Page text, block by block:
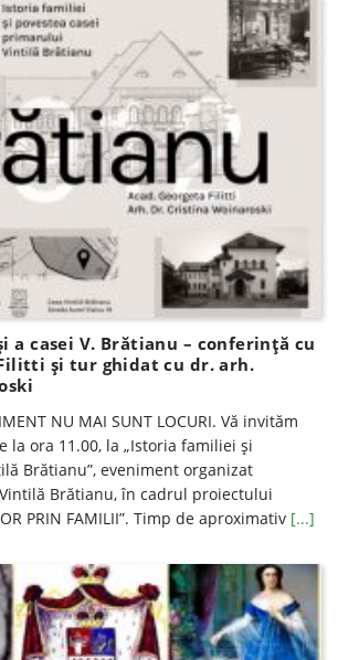
a casei V. Brătianu – conferinţă cu
și tur ghidat cu dr. arh.
NU MAI SUNT LOCURI. Vă invităm
la ora 11.00, la „Istoria familiei și
Brătianu”, eveniment organizat
Brătianu, în cadrul proiectului
PRIN FAMILII”. Timp de aproximativ [...]